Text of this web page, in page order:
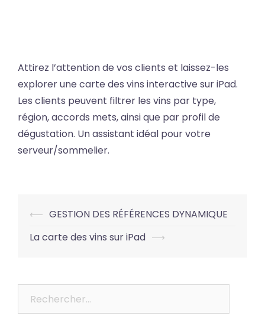
Attirez l’attention de vos clients et laissez-les
explorer une carte des vins interactive sur iPad.
Les clients peuvent filtrer les vins par type,
région, accords mets, ainsi que par profil de
dégustation. Un assistant idéal pour votre
serveur/sommelier.
Post
navigation
⟵ GESTION DES RÉFÉRENCES DYNAMIQUE
La carte des vins sur iPad ⟶